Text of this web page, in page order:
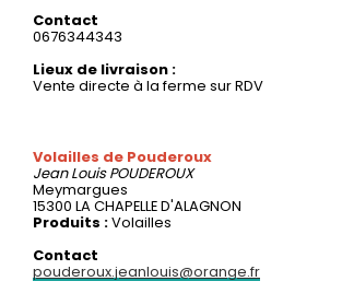
Contact
0676344343
Lieux de livraison :
Vente directe à la ferme sur RDV
Volailles de Pouderoux
Jean LouisPOUDEROUX
Meymargues
15300 LA CHAPELLE D'ALAGNON
Produits :Volailles
Contact
pouderoux.jeanlouis@orange.fr